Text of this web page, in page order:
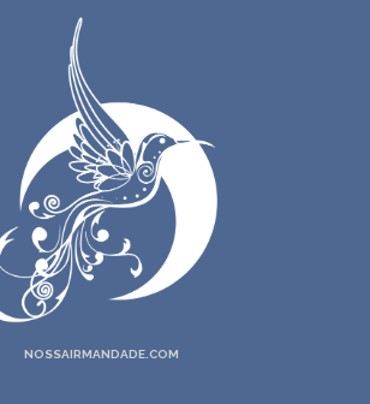
NOSSAIRMANDADE.COM